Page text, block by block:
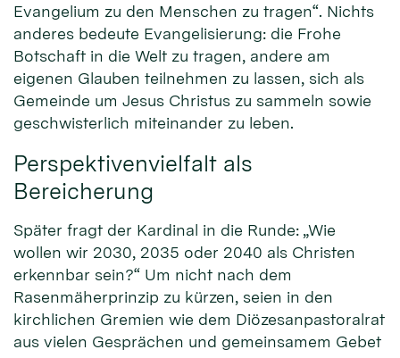
Evangelium zu den Menschen zu tragen“. Nichts
anderes bedeute Evangelisierung: die Frohe
Botschaft in die Welt zu tragen, andere am
eigenen Glauben teilnehmen zu lassen, sich als
Gemeinde um Jesus Christus zu sammeln sowie
geschwisterlich miteinander zu leben.
Perspektivenvielfalt als
Bereicherung
Später fragt der Kardinal in die Runde: „Wie
wollen wir 2030, 2035 oder 2040 als Christen
erkennbar sein?“ Um nicht nach dem
Rasenmäherprinzip zu kürzen, seien in den
kirchlichen Gremien wie dem Diözesanpastoralrat
aus vielen Gesprächen und gemeinsamem Gebet